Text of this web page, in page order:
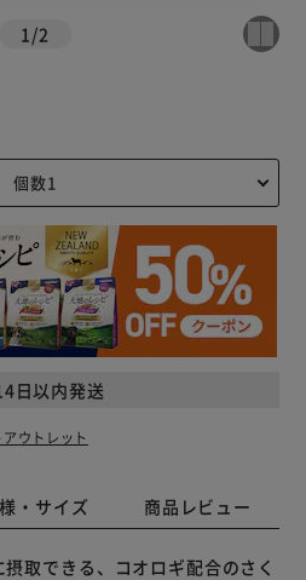
1 /2
日以内発送
ウトレット
・サイズ 商品レビュー
取できる、コオロギ配合のさく